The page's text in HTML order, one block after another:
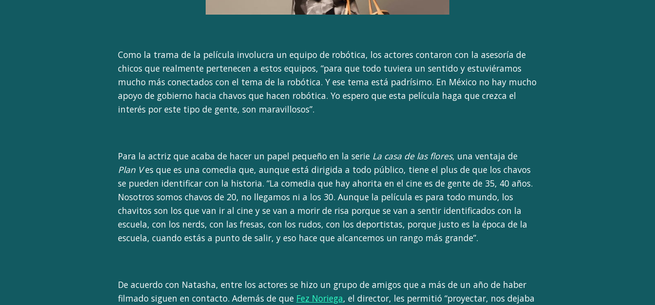
Como la trama de la película involucra un equipo de robótica, los actores contaron con la asesoría de
chicos que realmente pertenecen a estos equipos, “para que todo tuviera un sentido y estuviéramos
mucho más conectados con el tema de la robótica. Y ese tema está padrísimo. En México no hay mucho
apoyo de gobierno hacia chavos que hacen robótica. Yo espero que esta película haga que crezca el
interés por este tipo de gente, son maravillosos”.
Para la actriz que acaba de hacer un papel pequeño en la serie La casa de las flores, una ventaja de
Plan Ves que es una comedia que, aunque está dirigida a todo público, tiene el plus de que los chavos
se pueden identificar con la historia. “La comedia que hay ahorita en el cine es de gente de 35, 40 años.
Nosotros somos chavos de 20, no llegamos ni a los 30. Aunque la película es para todo mundo, los
chavitos son los que van ir al cine y se van a morir de risa porque se van a sentir identificados con la
escuela, con los nerds, con las fresas, con los rudos, con los deportistas, porque justo es la época de la
escuela, cuando estás a punto de salir, y eso hace que alcancemos un rango más grande”.
De acuerdo con Natasha, entre los actores se hizo un grupo de amigos que a más de un año de haber
filmado siguen en contacto. Además de que Fez Noriega, el director, les permitió “proyectar, nos dejaba